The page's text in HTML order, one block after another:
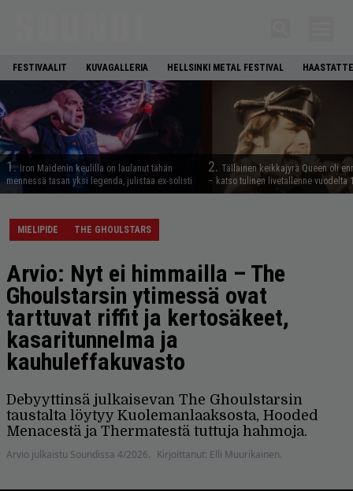
FESTIVAALIT KUVAGALLERIA HELLSINKI METAL FESTIVAL
1. Iron Maidenin keulilla on laulanut tähän
mennessä tasan yksi legenda, julistaa ex-solisti
2. Tällainen keikkajyrä Queen oli
– katso tulinen livetallenne vuodelta
MIELIPIDE THE GHOULSTARS
Arvio: Nyt ei himmailla – The
Ghoulstarsin ytimessä ovat
tarttuvat riffit ja kertosäkeet,
kasaritunnelma ja
kauhuleffakuvasto
Debyyttinsä julkaisevan The Ghoulstarsin
taustalta löytyy Kuolemanlaaksosta, Hooded
Menacestä ja Thermatestä tuttuja hahmoja.
Arvio julkaistu Soundissa 4/2026. Kirjoittanut: Elli Muurikainen.